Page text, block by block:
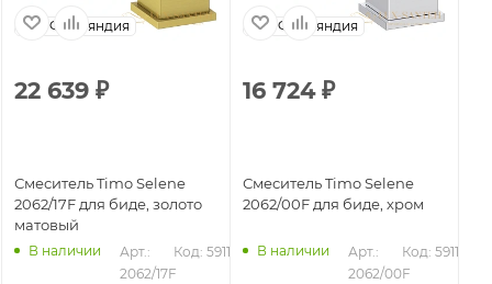
Финляндия
22 639 ₽
Смеситель Timo Selene
2062/17F для биде, золото
матовый
В наличии
Арт.:
2062/17F
Код: 59118
Финляндия
16 724₽
Смеситель Timo Selene
2062/00F для биде, хром
В наличии
Арт.:
2062/00F
Код: 59116